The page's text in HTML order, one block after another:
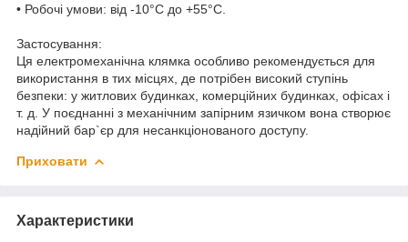
• Робочі умови: від -10°C до +55°C.
Застосування:
Ця електромеханічна клямка особливо рекомендується для
використання в тих місцях, де потрібен високий ступінь
безпеки: у житлових будинках, комерційних будинках, офісах і
т. д. У поєднанні з механічним запірним язичком вона створює
надійний бар`єр для несанкціонованого доступу.
Приховати
Характеристики